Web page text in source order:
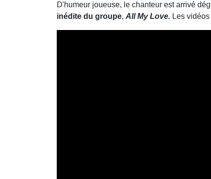
D'humeur joueuse, le chanteur est arrivé
inédite du groupe, All My Love. Les